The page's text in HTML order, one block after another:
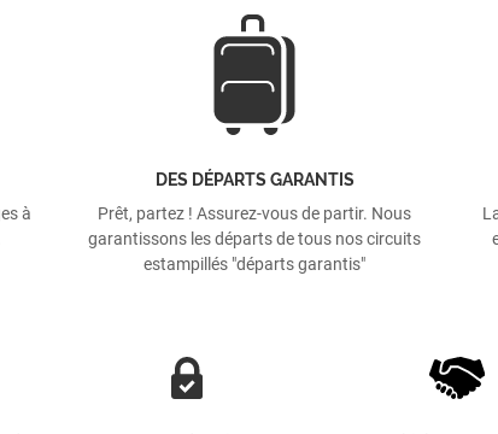
à
DES DÉPARTS GARANTIS
Prêt, partez ! Assurez-vous de partir. Nous
garantissons les départs de tous nos circuits
estampillés "départs garantis"